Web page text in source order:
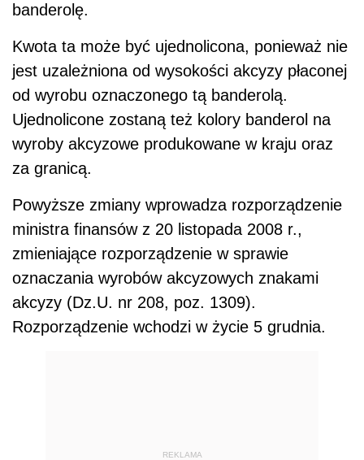
banderolę.
Kwota ta może być ujednolicona, ponieważ nie
jest uzależniona od wysokości akcyzy płaconej
od wyrobu oznaczonego tą banderolą.
Ujednolicone zostaną też kolory banderol na
wyroby akcyzowe produkowane w kraju oraz
za granicą.
Powyższe zmiany wprowadza rozporządzenie
ministra finansów z 20 listopada 2008 r.,
zmieniające rozporządzenie w sprawie
oznaczania wyrobów akcyzowych znakami
akcyzy (Dz.U. nr 208, poz. 1309).
Rozporządzenie wchodzi w życie 5 grudnia.
REKLAMA